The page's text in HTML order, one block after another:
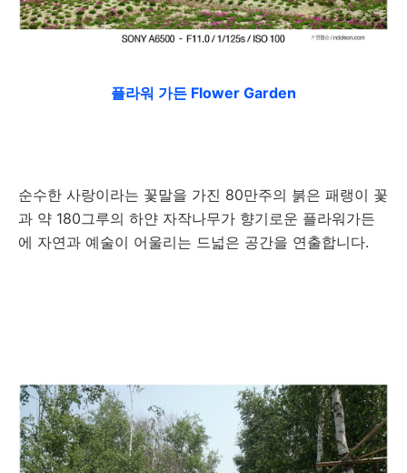
플라워 가든 Flower Garden
순수한 사랑이라는 꽃말을 가진 80만주의 붉은 패랭이 꽃
과 약 180그루의 하얀 자작나무가 향기로운 플라워가든
에 자연과 예술이 어울리는 드넓은 공간을 연출합니다.